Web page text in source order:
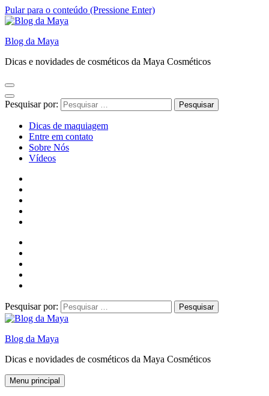
Pular para o conteúdo (Pressione Enter)
Blog da Maya
Dicas e novidades de cosméticos da Maya Cosméticos
Pesquisar por:
Dicas de maquiagem
Entre em contato
Sobre Nós
Vídeos
Pesquisar por:
Blog da Maya
Dicas e novidades de cosméticos da Maya Cosméticos
Menu principal